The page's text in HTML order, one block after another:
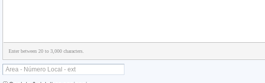
Enter between 20 to 3,000 characters.